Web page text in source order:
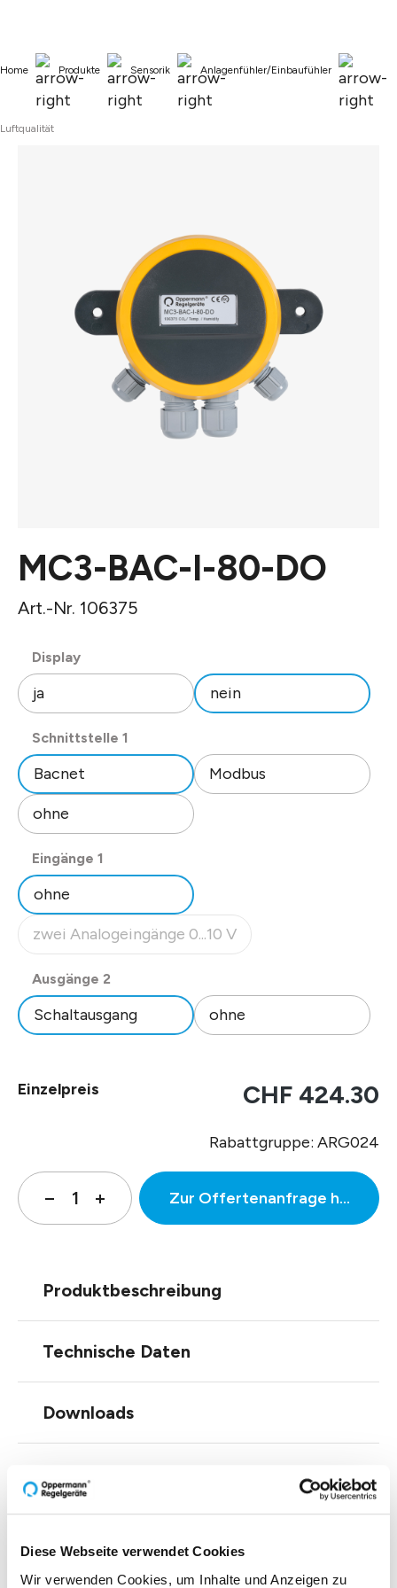
Diese Webseite verwendet Cookies
Wir verwenden Cookies, um Inhalte und Anzeigen zu
Home Produkte Sensorik Anlagenfühler/Einbaufühler
Luftqualität
MC3-BAC-I-80-DO
Art.-Nr. 106375
Displayauswählen
ja
nein
Schnittstelle 1
Bacnet
Modbus
ohne
Eingänge 1
ohne
zwei Analogeingänge 0...10 V
(Diese Option ist zurzeit nicht verfügbar.)
Ausgänge 2
Schaltausgang
ohne
Einzelpreis CHF 424.30
Rabattgruppe: ARG024
Zur Offertenanfrage
Produktbeschreibung
Technische Daten
Downloads
Zubehör